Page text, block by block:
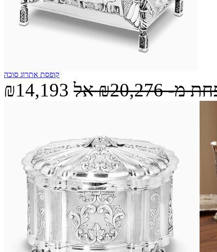
קופסת אתרוג סוכה
₪14,193 מ-₪20,276 אל